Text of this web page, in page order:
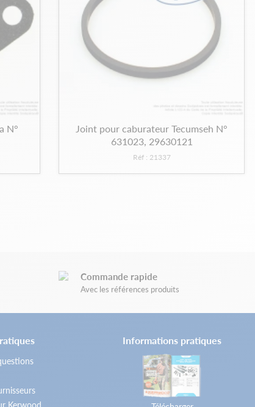
N°
Joint pour caburateur Tecumseh N°
631023, 29630121
Réf : 21337
Commande rapide
Avec les références produits
Kerwood
Informations pratiques